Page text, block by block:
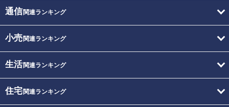
通信関連ランキング
小売関連ランキング
生活関連ランキング
住宅関連ランキング